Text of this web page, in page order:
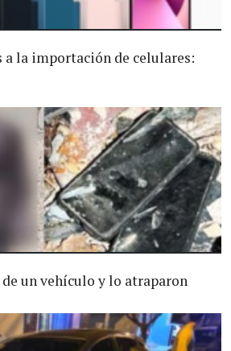
a la importación de celulares:
un vehículo y lo atraparon